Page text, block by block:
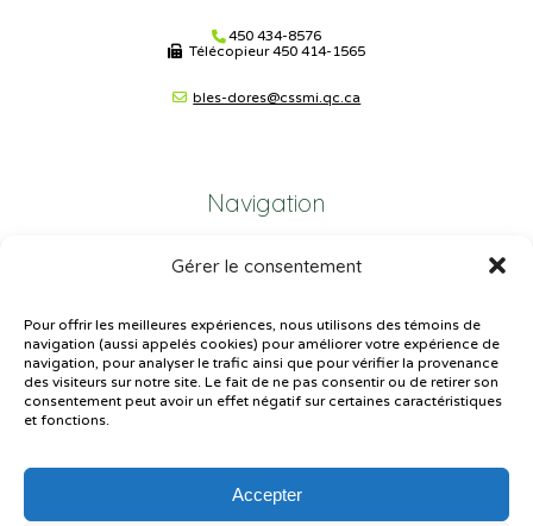
Gérer le consentement
Pour offrir les meilleures expériences, nous utilisons des témoins de
navigation (aussi appelés cookies) pour améliorer votre expérience de
navigation, pour analyser le trafic ainsi que pour vérifier la provenance
des visiteurs sur notre site. Le fait de ne pas consentir ou de retirer son
consentement peut avoir un effet négatif sur certaines caractéristiques
et fonctions.
Accepter
450 434-8576
Télécopieur450 414-1565
bles-dores@cssmi.qc.ca
Navigation
Plan du site
Plainte – service à l’élève
Politique de confidentialité